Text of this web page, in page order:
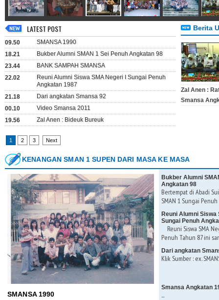
LATEST POST
09.50
SMANSA 1990
18.21
Bukber Alumni SMAN 1 Sei Penuh Angkatan 98
23.44
BANK SAMPAH SMANSA
22.02
Reuni Alumni Siswa SMA Negeri I Sungai Penuh
Angkatan 1987
21.18
Dari angkatan Smansa 92
00.10
Video Smansa 2011
19.56
Zal Anen : Bideuk Bureuk
1 2 3 Next
Berita
Zal Anen :
Smansa
KENANGAN SMAN 1 SUPEN DARI MASA KE MASA
SMANSA 1990
Bukber Alumni
Angkatan 98
Bertempat di Abadi
SMAN 1 Sungai
Reuni Alumni Siswa
Sungai Penuh
Reuni Siswa SMA
Penuh Tahun 87 ini
Dari angkatan
Klik Sumber : ex.
Smansa Angkatan
...